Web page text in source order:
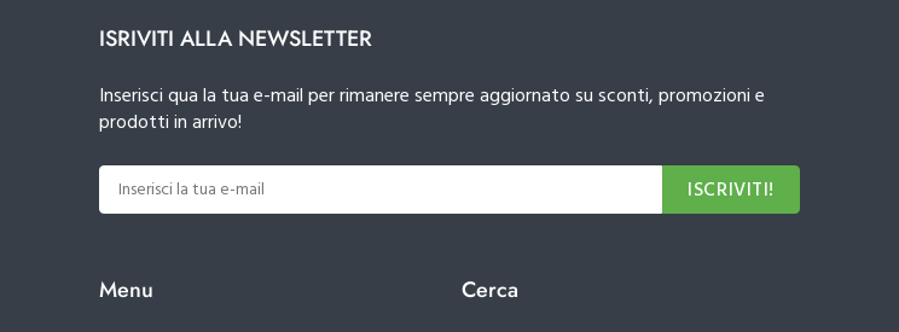
ISRIVITI ALLA NEWSLETTER
Inserisci qua la tua e-mail per rimanere sempre aggiornato su sconti, promozioni e
prodotti in arrivo!
ISCRIVITI!
Menu Cerca